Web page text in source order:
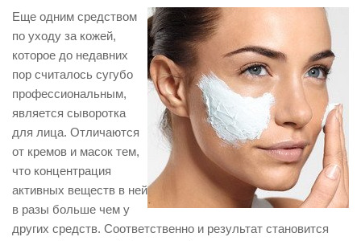
Еще одним средством
по уходу за кожей,
которое до недавних
пор считалось сугубо
профессиональным,
является сыворотка
для лица. Отличаются
от кремов и масок тем,
что концентрация
активных веществ в ней
в разы больше чем у
других средств. Соответственно и результат становится